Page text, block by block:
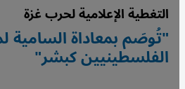
التغطية الإعلامية لحرب غزة
"تُوصَم بمعاداة السامية
الفلسطينيين كبشر"